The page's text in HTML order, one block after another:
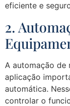
eficiente e
2.
A automação de
aplicação
automática.
controlar o